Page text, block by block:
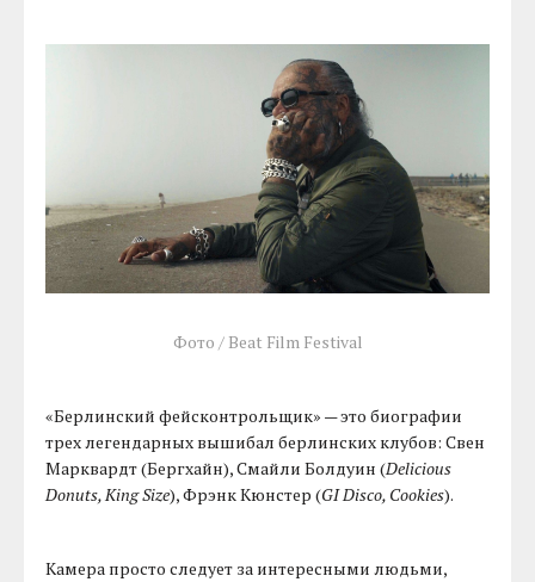
Фото / Beat Film Festival
«Берлинский фейсконтрольщик» — это биографии
трех легендарных вышибал берлинских клубов: Свен
Марквардт (Бергхайн), Смайли Болдуин (Delicious
Donuts, King Size), Фрэнк Кюнстер (GI Disco, Cookies).
Камера просто следует за интересными людьми,